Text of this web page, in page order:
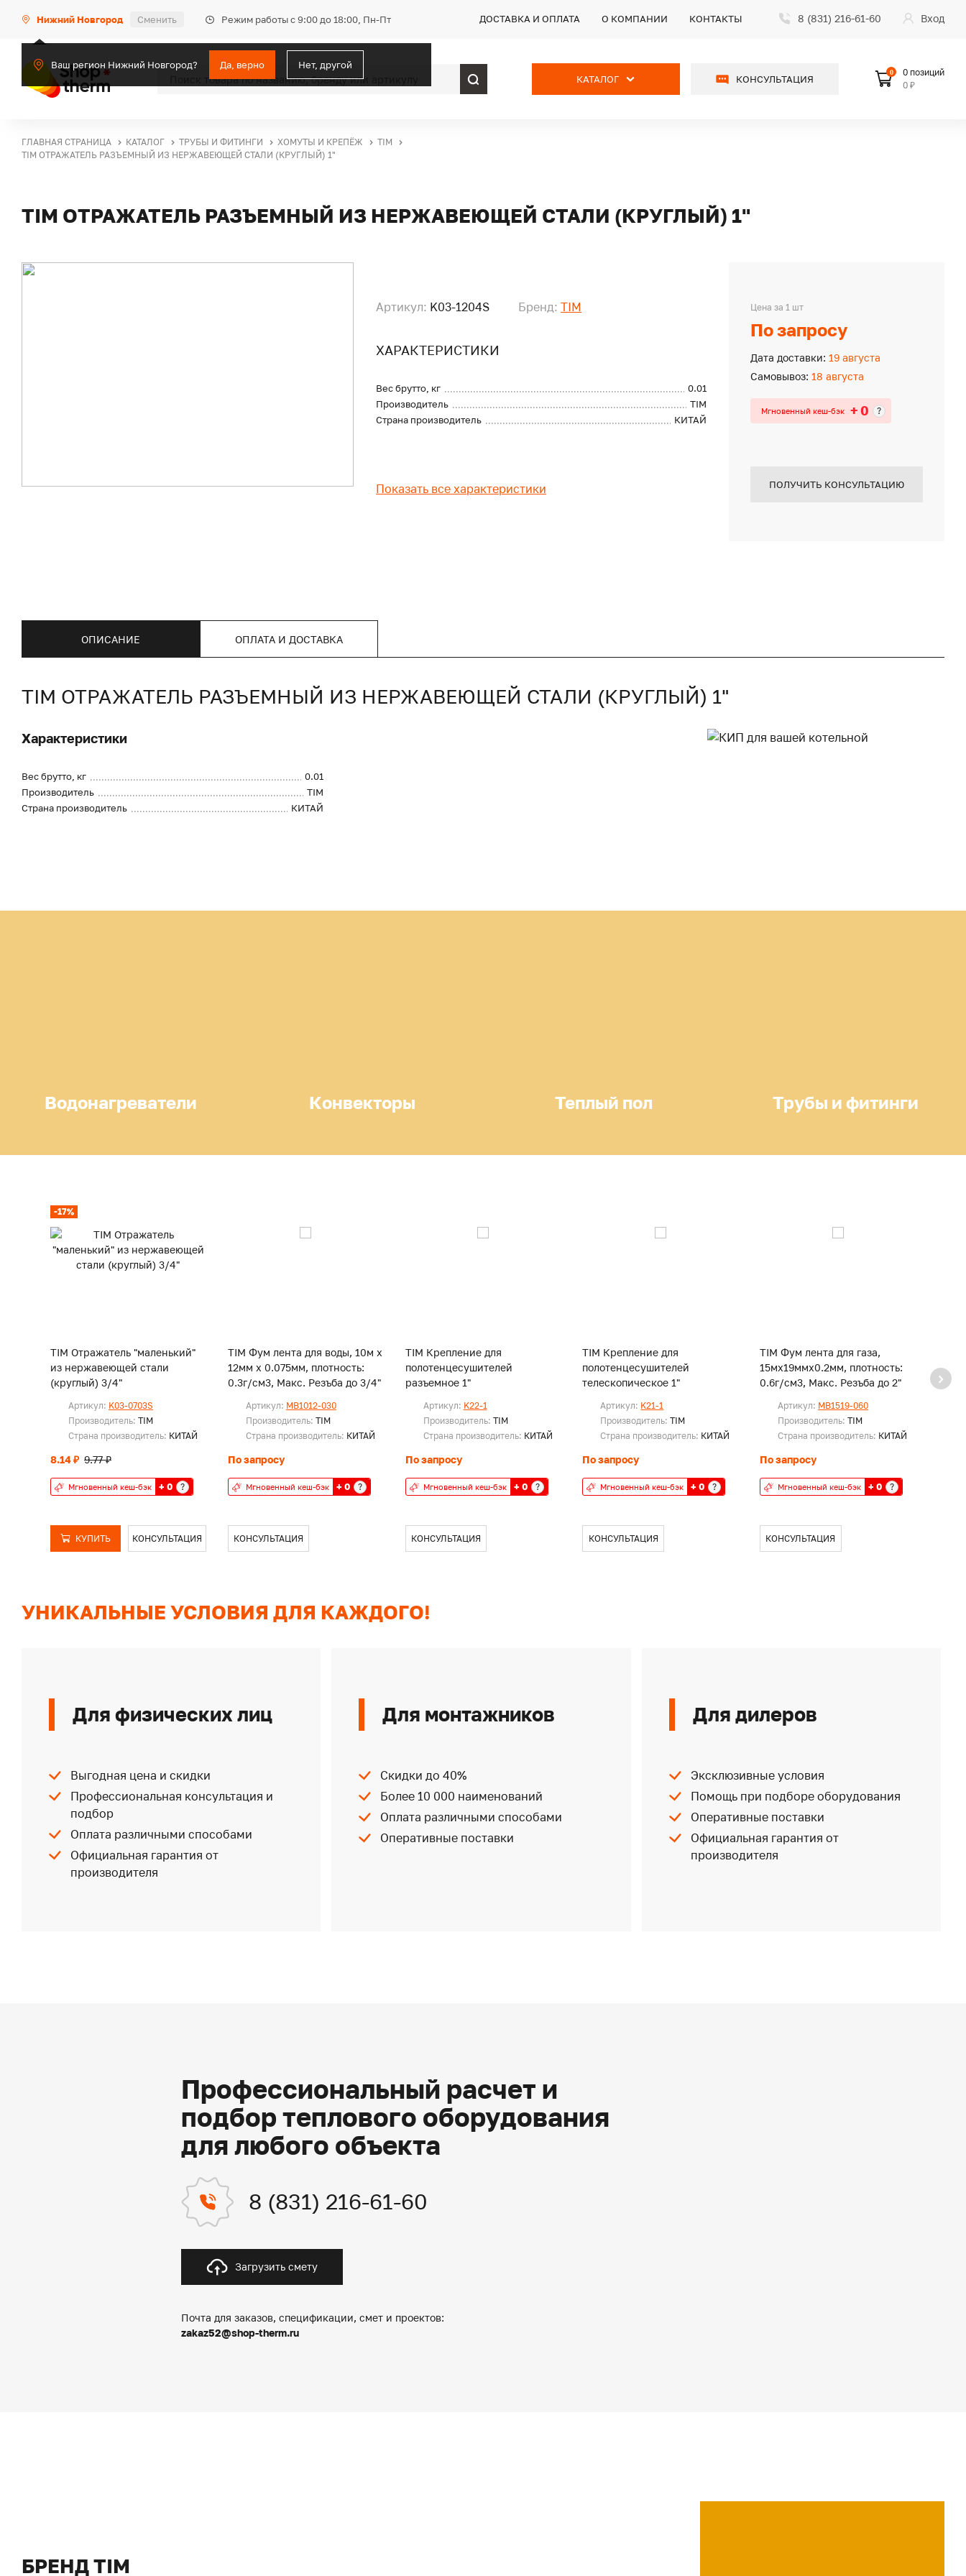
Нижний Новгород Сменить Режим работы с 9:00 до 18:00, Пн-Пт
Ваш регион Нижний Новгород? Да, верно Нет, другой
ДОСТАВКА И ОПЛАТА О КОМПАНИИ КОНТАКТЫ 8 (831) 216-61-60 Вход
КАТАЛОГ КОНСУЛЬТАЦИЯ
0
0 позиций
0 ₽
ГЛАВНАЯ СТРАНИЦА КАТАЛОГ ТРУБЫ И ФИТИНГИ ХОМУТЫ И КРЕПЁЖ
TIM
TIM ОТРАЖАТЕЛЬ РАЗЪЕМНЫЙ ИЗ НЕРЖАВЕЮЩЕЙ СТАЛИ (КРУГЛЫЙ) 1"
TIM ОТРАЖАТЕЛЬ РАЗЪЕМНЫЙ ИЗ НЕРЖАВЕЮЩЕЙ СТАЛИ (КРУГЛЫЙ) 1"
Артикул: K03-1204S Бренд: TIM
ХАРАКТЕРИСТИКИ
Вес брутто, кг
0.01
Производитель
TIM
Страна производитель
КИТАЙ
Показать все характеристики
Цена за 1 шт
По запросу
Дата доставки: 19 августа
Самовывоз: 18 августа
Мгновенный кеш-бэк + 0 ?
ПОЛУЧИТЬ КОНСУЛЬТАЦИЮ
ОПИСАНИЕ ОПЛАТА И ДОСТАВКА
TIM ОТРАЖАТЕЛЬ РАЗЪЕМНЫЙ ИЗ НЕРЖАВЕЮЩЕЙ СТАЛИ (КРУГЛЫЙ) 1"
Характеристики
Вес брутто, кг
0.01
Производитель
TIM
Страна производитель
КИТАЙ
Водонагреватели Конвекторы Теплый пол Трубы и фитинги
-17%
TIM Отражатель "маленький"
из нержавеющей стали
(круглый) 3/4"
Артикул: K03-0703S
Производитель: TIM
Страна производитель: КИТАЙ
8.14 ₽ 9.77 ₽
Мгновенный кеш-бэк + 0 ?
КУПИТЬ КОНСУЛЬТАЦИЯ
TIM Фум лента для воды, 10м х
12мм х 0.075мм, плотность:
0.3г/см3, Макс. Резъба до 3/4"
Артикул: MB1012-030
Производитель: TIM
Страна производитель: КИТАЙ
По запросу
Мгновенный кеш-бэк + 0 ?
КОНСУЛЬТАЦИЯ
TIM Крепление для
полотенцесушителей
разъемное 1"
Артикул: K22-1
Производитель: TIM
Страна производитель: КИТАЙ
По запросу
Мгновенный кеш-бэк + 0 ?
КОНСУЛЬТАЦИЯ
TIM Крепление для
полотенцесушителей
телескопическое 1"
Артикул: K21-1
Производитель:TIM
Страна производитель: КИТАЙ
По запросу
Мгновенный кеш-бэк + 0 ?
КОНСУЛЬТАЦИЯ
TIM Фум лента для газа,
15мх19ммх0.2мм, плотность:
0.6г/см3, Макс. Резъба до 2"
Артикул: MB1519-060
Производитель:TIM
Страна производитель: КИТАЙ
По запросу
Мгновенный кеш-бэк + 0 ?
КОНСУЛЬТАЦИЯ
УНИКАЛЬНЫЕ УСЛОВИЯ ДЛЯ КАЖДОГО!
Для физических лиц
Выгодная цена и скидки
Профессиональная консультация и
подбор
Оплата различными способами
Официальная гарантия от
производителя
Для монтажников
Скидки до 40%
Более 10 000 наименований
Оплата различными способами
Оперативные поставки
Для дилеров
Эксклюзивные условия
Помощь при подборе оборудования
Оперативные поставки
Официальная гарантия от
производителя
Профессиональный расчет и
подбор теплового оборудования
для любого объекта
8 (831) 216-61-60
Загрузить смету
Почта для заказов, спецификации, смет и проектов:
zakaz52@shop-therm.ru
БРЕНД TIM